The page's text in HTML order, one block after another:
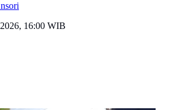
16:00 WIB